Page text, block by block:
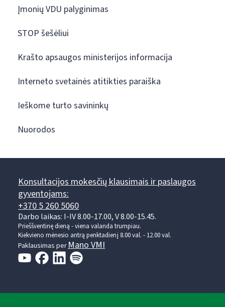
Įmonių VDU palyginimas
STOP šešėliui
Krašto apsaugos ministerijos informacija
Interneto svetainės atitikties paraiška
Ieškome turto savininkų
Nuorodos
Konsultacijos mokesčių klausimais ir paslaugos
gyventojams:
+370 5 260 5060
Darbo laikas: I-IV 8.00-17.00, V 8.00-15.45.
Prieššventinę dieną - viena valanda trumpiau.
Kiekvieno mėnesio antrą penktadienį 8.00 val. - 12.00 val.
Paklausimas per Mano VMI